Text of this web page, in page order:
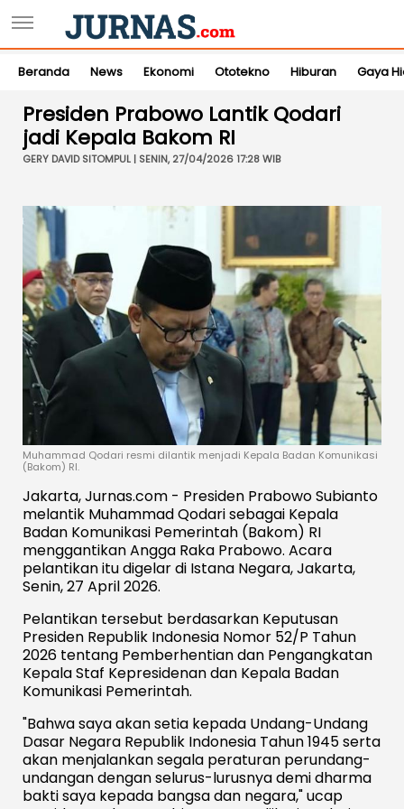
Beranda News Ekonomi Ototekno Hiburan Gaya
Presiden Prabowo Lantik Qodari
jadi Kepala Bakom RI
GERY DAVID SITOMPUL | SENIN, 27/04/2026 17:28 WIB
Muhammad Qodari resmi dilantik menjadi Kepala Badan Komunikasi
(Bakom) RI.
Jakarta, Jurnas.com - Presiden Prabowo Subianto
melantik Muhammad Qodari sebagai Kepala
Badan Komunikasi Pemerintah (Bakom) RI
menggantikan Angga Raka Prabowo. Acara
pelantikan itu digelar di Istana Negara, Jakarta,
Senin, 27 April 2026.
Pelantikan tersebut berdasarkan Keputusan
Presiden Republik Indonesia Nomor 52/P Tahun
2026 tentang Pemberhentian dan Pengangkatan
Kepala Staf Kepresidenan dan Kepala Badan
Komunikasi Pemerintah.
"Bahwa saya akan setia kepada Undang-Undang
Dasar Negara Republik Indonesia Tahun 1945 serta
akan menjalankan segala peraturan perundang-
undangan dengan selurus-lurusnya demi dharma
bakti saya kepada bangsa dan negara," ucap